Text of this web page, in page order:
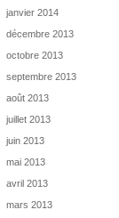
janvier 2014
décembre 2013
octobre 2013
septembre 2013
août 2013
juillet 2013
juin 2013
mai 2013
avril 2013
mars 2013